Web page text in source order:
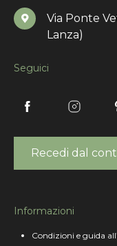
Via Ponte
Lanza)
Seguici
Recedi dal
Informazioni
Condizioni e guida